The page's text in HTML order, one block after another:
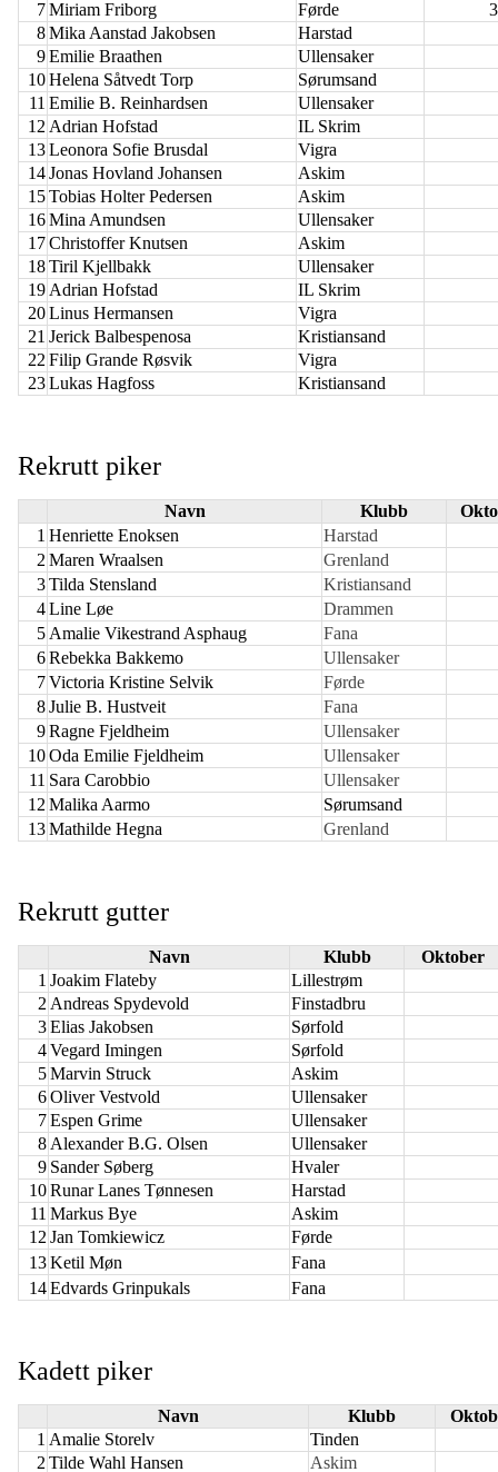
7Miriam Friborg Førde
8Mika Aanstad Jakobsen
Harstad
9Emilie Braathen
Ullensaker
10Helena Såtvedt Torp
Sørumsand
11 Emilie B. Reinhardsen
Ullensaker
12 Adrian Hofstad
IL Skrim
13Leonora Sofie Brusdal
Vigra
14Jonas Hovland Johansen
Askim
15Tobias Holter Pedersen
Askim
16Mina Amundsen
Ullensaker
17Christoffer Knutsen
Askim
18Tiril Kjellbakk
Ullensaker
19 Adrian Hofstad
IL Skrim
20Linus Hermansen
Vigra
21 Jerick Balbespenosa
Kristiansand
22 Filip Grande Røsvik
Vigra
23Lukas Hagfoss Kristiansand
Rekrutt piker
Navn Klubb
1 Henriette Enoksen
Harstad
2 Maren Wraalsen
Grenland
3Tilda Stensland
Kristiansand
4Line Løe
Drammen
5 Amalie Vikestrand Asphaug
Fana
6Rebekka Bakkemo
Ullensaker
7Victoria Kristine Selvik
Førde
8Julie B. Hustveit
Fana
9Ragne Fjeldheim
Ullensaker
10Oda Emilie Fjeldheim
Ullensaker
11 Sara Carobbio
Ullensaker
12 Malika Aarmo
Sørumsand
13Mathilde Hegna Grenland
Rekrutt gutter
Navn Klubb
Oktober
1 Joakim Flateby
Lillestrøm
2 Andreas Spydevold
Finstadbru
3Elias Jakobsen
Sørfold
4Vegard Imingen
Sørfold
5Marvin Struck
Askim
6Oliver Vestvold
Ullensaker
7Espen Grime
Ullensaker
8 Alexander B.G. Olsen
Ullensaker
9 Sander Søberg
Hvaler
10Runar Lanes Tønnesen
Harstad
11 Markus Bye
Askim
12 Jan Tomkiewicz
Førde
13Ketil Møn
Fana
14Edvards Grinpukals Fana
Kadett piker
Navn Klubb
1 Amalie Storelv
Tinden
2 Tilde Wahl Hansen Askim